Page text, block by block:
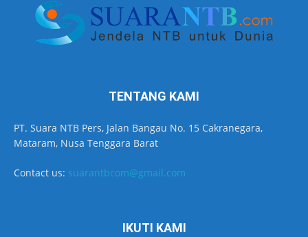
TENTANG KAMI
PT. Suara NTB Pers, Jalan Bangau No. 15 Cakranegara,
Mataram, Nusa Tenggara Barat
Contact us: suarantbcom@gmail.com
IKUTI KAMI